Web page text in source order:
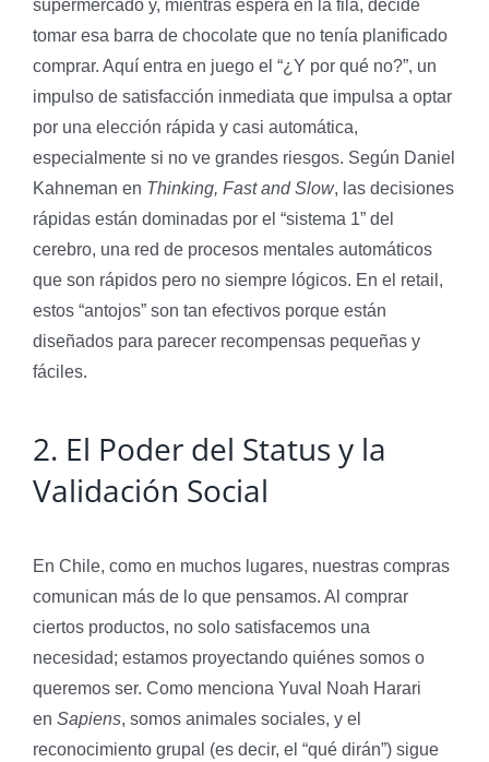
supermercado y, mientras espera en la fila, decide
tomar esa barra de chocolate que no tenía planificado
comprar. Aquí entra en juego el “¿Y por qué no?”, un
impulso de satisfacción inmediata que impulsa a optar
por una elección rápida y casi automática,
especialmente si no ve grandes riesgos. Según Daniel
Kahneman en Thinking, Fast and Slow, las decisiones
rápidas están dominadas por el “sistema 1” del
cerebro, una red de procesos mentales automáticos
que son rápidos pero no siempre lógicos. En el retail,
estos “antojos” son tan efectivos porque están
diseñados para parecer recompensas pequeñas y
fáciles.
2. El Poder del Status y la
Validación Social
En Chile, como en muchos lugares, nuestras compras
comunican más de lo que pensamos. Al comprar
ciertos productos, no solo satisfacemos una
necesidad; estamos proyectando quiénes somos o
queremos ser. Como menciona Yuval Noah Harari
en Sapiens, somos animales sociales, y el
reconocimiento grupal (es decir, el “qué dirán”) sigue